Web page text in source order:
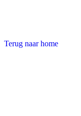
Terug naar home